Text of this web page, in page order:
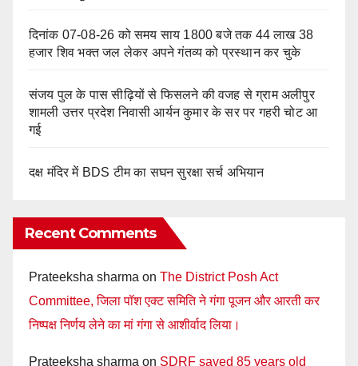
दिनांक 07-08-26 को समय साय 1800 बजे तक 44 लाख 38
हजार शिव भक्त जल लेकर अपने गंतव्य को प्रस्थान कर चुके
संजय पुल के पास सीढ़ियों से फिसलने की वजह से ग्राम अलीपुर
शामली उत्तर प्रदेश निवासी आर्यन कुमार के सर पर गहरी चोट आ
गई
दक्ष मंदिर में BDS टीम का सघन सुरक्षा सर्च अभियान
Recent Comments
Prateeksha sharma on The District Posh Act
Committee, जिला पॉश एक्ट समिति ने गंगा पूजन और आरती कर
निष्पक्ष निर्णय लेने का मां गंगा से आशीर्वाद लिया।
Prateeksha sharma on SDRF saved 85 years old